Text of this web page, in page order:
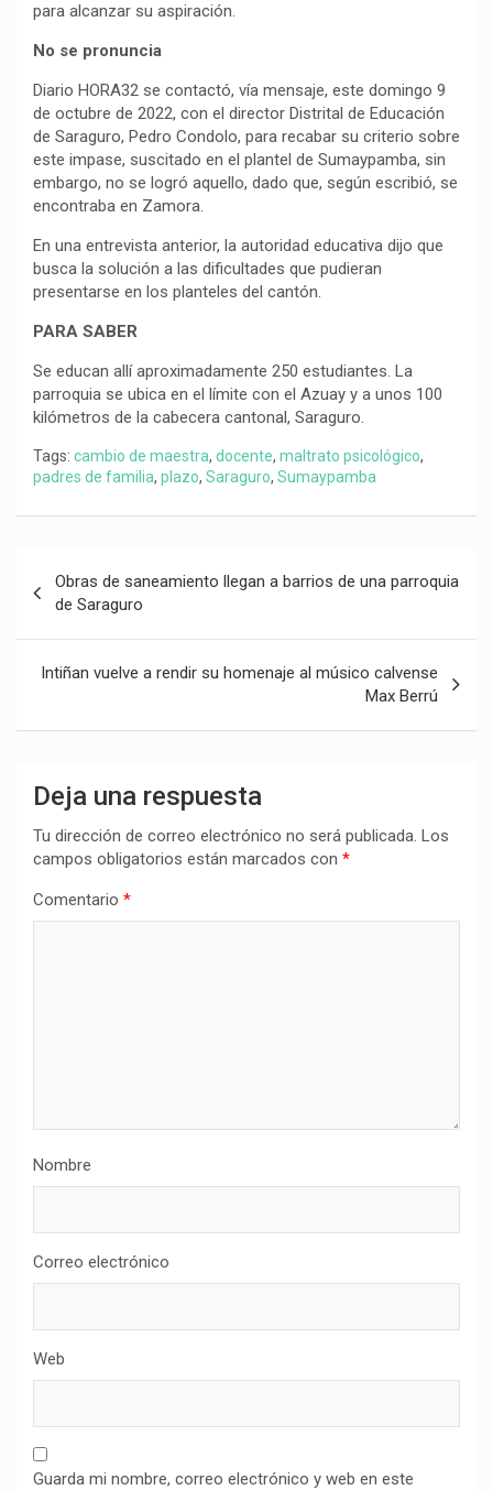
para alcanzar su aspiración.
No se pronuncia
Diario HORA32 se contactó, vía mensaje, este domingo 9
de octubre de 2022, con el director Distrital de Educación
de Saraguro, Pedro Condolo, para recabar su criterio sobre
este impase, suscitado en el plantel de Sumaypamba, sin
embargo, no se logró aquello, dado que, según escribió, se
encontraba en Zamora.
En una entrevista anterior, la autoridad educativa dijo que
busca la solución a las dificultades que pudieran
presentarse en los planteles del cantón.
PARA SABER
Se educan allí aproximadamente 250 estudiantes. La
parroquia se ubica en el límite con el Azuay y a unos 100
kilómetros de la cabecera cantonal, Saraguro.
Tags: cambio de maestra, docente, maltrato psicológico,
padres de familia, plazo, Saraguro, Sumaypamba
de
entradas
Obras de saneamiento llegan a barrios de una parroquia
de Saraguro
Intiñan vuelve a rendir su homenaje al músico calvense
Max Berrú
Deja una respuesta
Tu dirección de correo electrónico no será publicada. Los
campos obligatorios están marcados con *
Comentario *
Nombre
Correo electrónico
Web
Guarda mi nombre, correo electrónico y web en este